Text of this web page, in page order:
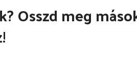
Osszd meg